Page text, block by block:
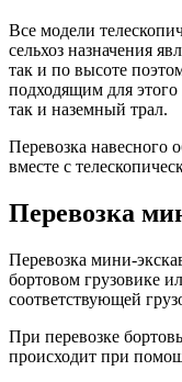
Все модели
сельхоз назначения
так и по высоте
подходящим для
так и наземный трал.
Перевозка навесного
вместе с
Перевозка
Перевозка мини-
бортовом грузовике
соответствующей
При перевозке
происходит при